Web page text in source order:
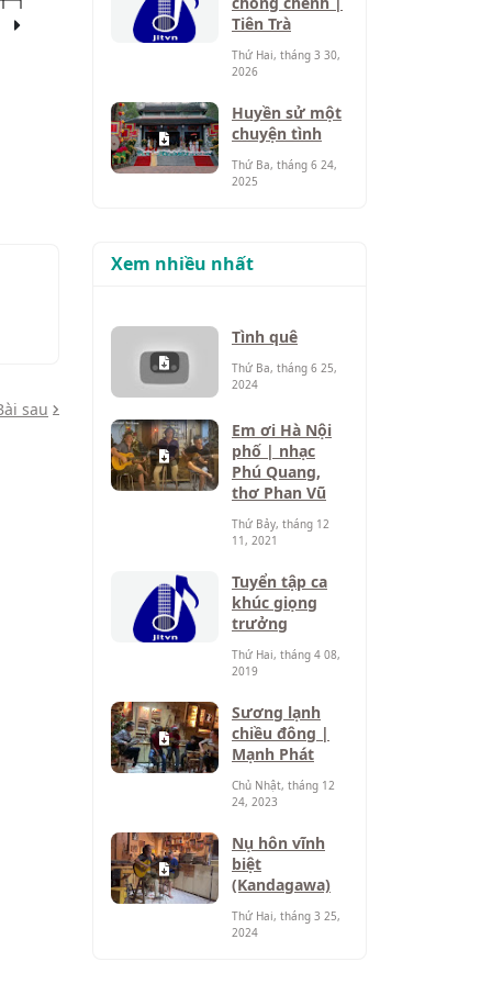
sau
Tiên Trà
Thứ Hai, tháng 3 30,
2026
Huyền sử một
chuyện tình
Thứ Ba, tháng 6 24,
2025
Xem nhiều nhất
Tình quê
Thứ Ba, tháng 6 25,
2024
Em ơi Hà Nội
phố | nhạc
Phú Quang,
thơ Phan Vũ
Thứ Bảy, tháng 12
11, 2021
Tuyển tập ca
khúc giọng
trưởng
Thứ Hai, tháng 4 08,
2019
Sương lạnh
chiều đông |
Mạnh Phát
Chủ Nhật, tháng 12
24, 2023
Nụ hôn vĩnh
biệt
(Kandagawa)
Thứ Hai, tháng 3 25,
2024